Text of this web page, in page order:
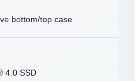
bottom/top case
4.0 SSD